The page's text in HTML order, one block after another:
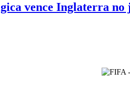
vence Inglaterra no